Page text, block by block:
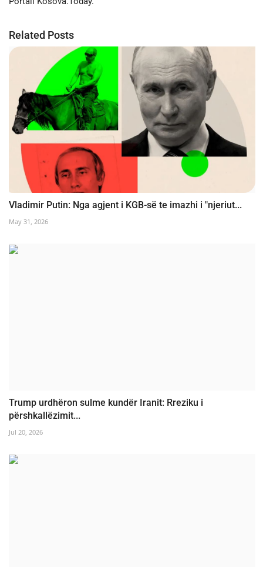
Related Posts
Vladimir Putin: Nga agjent i KGB-së te imazhi i "njeriut...
May 31, 2026
Trump urdhëron sulme kundër Iranit: Rreziku i
përshkallëzimit...
Jul 20, 2026